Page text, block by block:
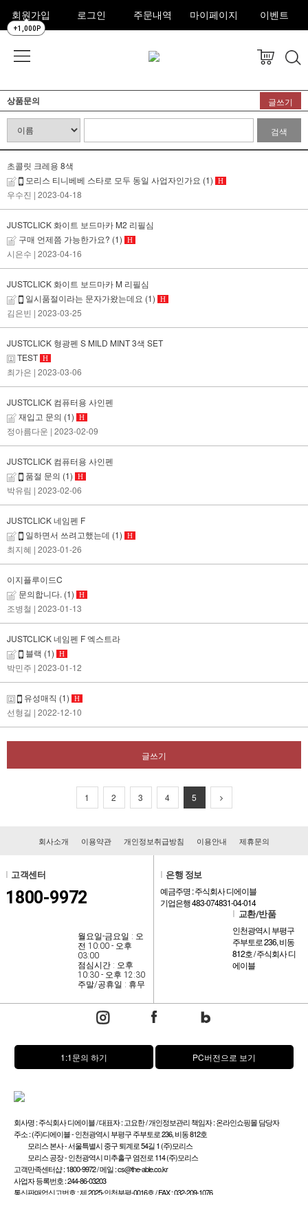
회원가입
+1,000P
로그인 주문내역 마이페이지 이벤트
상품문의 글쓰기
검색
초콜릿 크레용 8색
모리스 티니베베 스타로 모두 동일 사업자인가요 (1) H
우수진 | 2023-04-18
JUSTCLICK 화이트 보드마카 M2 리필심
구매 언제쯤 가능한가요? (1) H
시은수 | 2023-04-16
JUSTCLICK 화이트 보드마카 M 리필심
일시품절이라는 문자가왔는데요 (1) H
김은빈 | 2023-03-25
JUSTCLICK 형광펜 S MILD MINT 3색 SET
TEST H
최가은 | 2023-03-06
JUSTCLICK 컴퓨터용 사인펜
재입고 문의 (1) H
정아름다운 | 2023-02-09
JUSTCLICK 컴퓨터용 사인펜
품절 문의 (1) H
박유림 | 2023-02-06
JUSTCLICK 네임펜 F
일하면서 쓰려고했는데 (1) H
최지혜 | 2023-01-26
이지플루이드C
문의합니다. (1) H
조병철 | 2023-01-13
JUSTCLICK 네임펜 F 엑스트라
블랙 (1) H
박민주 | 2023-01-12
유성매직 (1) H
선형길 | 2022-12-10
글쓰기
1 2 3 4 5
회사소개 이용약관 개인정보취급방침 이용안내 제휴문의
고객센터
1800-9972
월요일-금요일 : 오
전 10:00 - 오후
03:00
점심시간 : 오후
10:30 - 오후 12:30
주말/공휴일 : 휴무
은행 정보
예금주명 : 주식회사 디에이블
기업은행 483-074831-04-014
교환/반품
인천광역시 부평구
주부토로 236, 비동
812호 / 주식회사 디
에이블
1:1문의 하기 PC버전으로 보기
회사명 : 주식회사 디에이블 / 대표자 : 고요한 / 개인정보관리 책임자 : 온라인쇼핑몰 담당자
주소 : (주)디에이블 - 인천광역시 부평구 주부토로 236, 비동 812호
모리스 본사 - 서울특별시 중구 퇴계로 54길 1 (주)모리스
모리스 공장 - 인천광역시 미추홀구 염전로 114 (주)모리스
고객만족센터샵 : 1800-9972 / 메일 : cs@the-able.co.kr
사업자 등록번호 : 244-86-03203
통신판매업신고번호 : 제 2025-인천부평-0016호 / FAX : 032-209-1076